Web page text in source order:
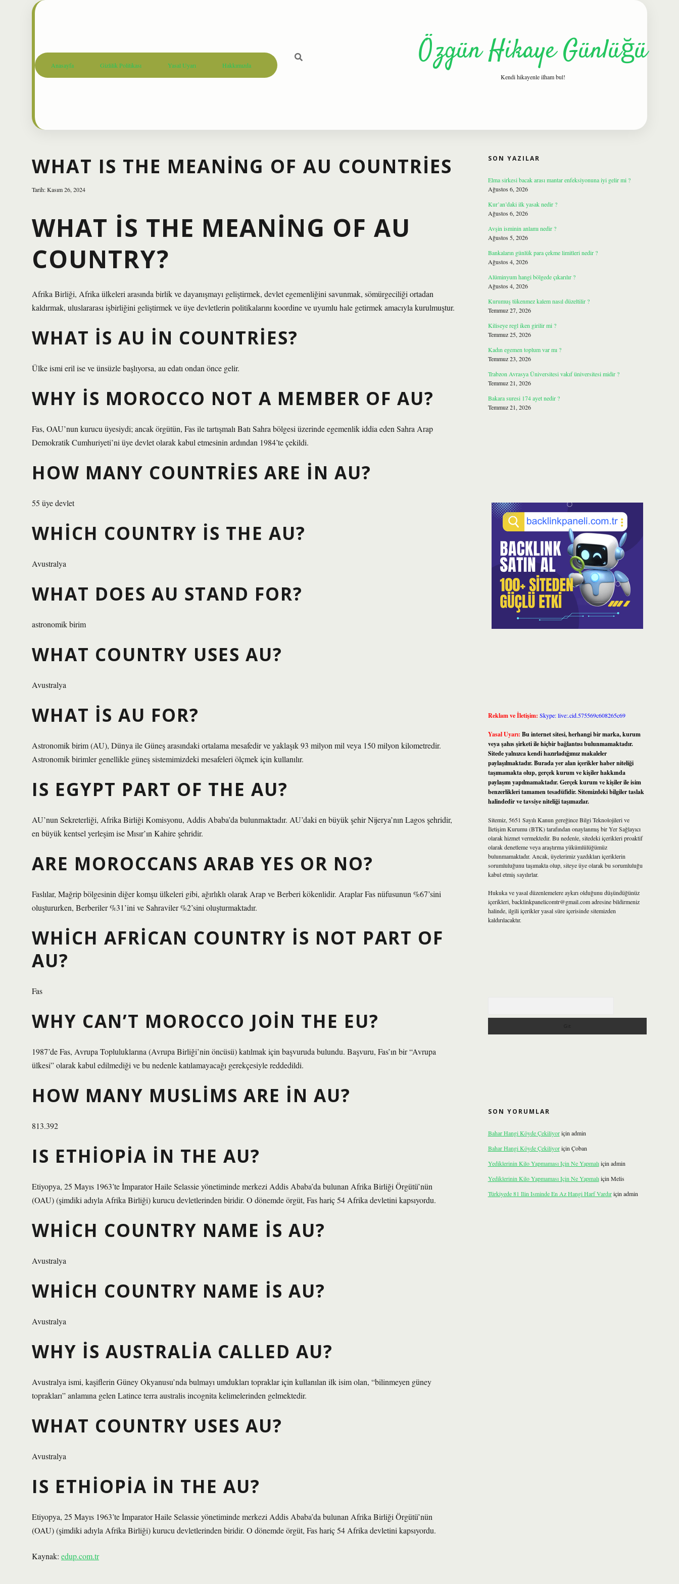
Anasayfa Gizlilik Politikası Yasal Uyarı Hakkımızda Özgün Hikaye Günlüğü
Kendi hikayenle ilham bul!
WHAT IS THE MEANING OF AU COUNTRIES
Tarih: Kasım 26, 2024
WHAT IS THE MEANING OF AU
COUNTRY?
Afrika Birliği, Afrika ülkeleri arasında birlik ve dayanışmayı geliştirmek, devlet egemenliğini savunmak, sömürgeciliği ortadan
kaldırmak, uluslararası işbirliğini geliştirmek ve üye devletlerin politikalarını koordine ve uyumlu hale getirmek amacıyla kurulmuştur.
WHAT IS AU IN COUNTRIES?
Ülke ismi eril ise ve ünsüzle başlıyorsa, au edatı ondan önce gelir.
WHY IS MOROCCO NOT A MEMBER OF AU?
Fas, OAU’nun kurucu üyesiydi; ancak örgütün, Fas ile tartışmalı Batı Sahra bölgesi üzerinde egemenlik iddia eden Sahra Arap
Demokratik Cumhuriyeti’ni üye devlet olarak kabul etmesinin ardından 1984’te çekildi.
HOW MANY COUNTRIES ARE IN AU?
55 üye devlet
WHICH COUNTRY IS THE AU?
Avustralya
WHAT DOES AU STAND FOR?
astronomik birim
WHAT COUNTRY USES AU?
Avustralya
WHAT IS AU FOR?
Astronomik birim (AU), Dünya ile Güneş arasındaki ortalama mesafedir ve yaklaşık 93 milyon mil veya 150 milyon kilometredir.
Astronomik birimler genellikle güneş sistemimizdeki mesafeleri ölçmek için kullanılır.
IS EGYPT PART OF THE AU?
AU’nun Sekreterliği, Afrika Birliği Komisyonu, Addis Ababa’da bulunmaktadır. AU’daki en büyük şehir Nijerya’nın Lagos şehridir,
en büyük kentsel yerleşim ise Mısır’ın Kahire şehridir.
ARE MOROCCANS ARAB YES OR NO?
Faslılar, Mağrip bölgesinin diğer komşu ülkeleri gibi, ağırlıklı olarak Arap ve Berberi kökenlidir. Araplar Fas nüfusunun %67’sini
oluştururken, Berberiler %31’ini ve Sahraviler %2’sini oluşturmaktadır.
WHICH AFRICAN COUNTRY IS NOT PART OF
AU?
Fas
WHY CAN’T MOROCCO JOIN THE EU?
1987’de Fas, Avrupa Topluluklarına (Avrupa Birliği’nin öncüsü) katılmak için başvuruda bulundu. Başvuru, Fas’ın bir “Avrupa
ülkesi” olarak kabul edilmediği ve bu nedenle katılamayacağı gerekçesiyle reddedildi.
HOW MANY MUSLIMS ARE IN AU?
813.392
IS ETHIOPIA IN THE AU?
Etiyopya, 25 Mayıs 1963’te İmparator Haile Selassie yönetiminde merkezi Addis Ababa’da bulunan Afrika Birliği Örgütü’nün
(OAU) (şimdiki adıyla Afrika Birliği) kurucu devletlerinden biridir. O dönemde örgüt, Fas hariç 54 Afrika devletini kapsıyordu.
WHICH COUNTRY NAME IS AU?
Avustralya
WHICH COUNTRY NAME IS AU?
Avustralya
WHY IS AUSTRALIA CALLED AU?
Avustralya ismi, kaşiflerin Güney Okyanusu’nda bulmayı umdukları topraklar için kullanılan ilk isim olan, “bilinmeyen güney
toprakları” anlamına gelen Latince terra australis incognita kelimelerinden gelmektedir.
WHAT COUNTRY USES AU?
Avustralya
IS ETHIOPIA IN THE AU?
Etiyopya, 25 Mayıs 1963’te İmparator Haile Selassie yönetiminde merkezi Addis Ababa’da bulunan Afrika Birliği Örgütü’nün
(OAU) (şimdiki adıyla Afrika Birliği) kurucu devletlerinden biridir. O dönemde örgüt, Fas hariç 54 Afrika devletini kapsıyordu.
Kaynak: edup.com.tr
SON YAZILAR
Elma sirkesi bacak arası mantar enfeksiyonuna iyi gelir mi ?
Ağustos 6, 2026
Kur’an’daki ilk yasak nedir ?
Ağustos 6, 2026
Avşin isminin anlamı nedir ?
Ağustos 5, 2026
Bankaların günlük para çekme limitleri nedir ?
Ağustos 4, 2026
Alüminyum hangi bölgede çıkarılır ?
Ağustos 4, 2026
Kurumuş tükenmez kalem nasıl düzeltilir ?
Temmuz 27, 2026
Kiliseye regl iken girilir mi ?
Temmuz 25, 2026
Kadın egemen toplum var mı ?
Temmuz 23, 2026
Trabzon Avrasya Üniversitesi vakıf üniversitesi midir ?
Temmuz 21, 2026
Bakara suresi 174 ayet nedir ?
Temmuz 21, 2026
Reklam ve İletişim: Skype: live:.cid.575569c608265c69
Yasal Uyarı: Bu internet sitesi, herhangi bir marka, kurum
veya şahıs şirketi ile hiçbir bağlantısı bulunmamaktadır.
Sitede yalnızca kendi hazırladığımız makaleler
paylaşılmaktadır. Burada yer alan içerikler haber niteliği
taşımamakta olup, gerçek kurum ve kişiler hakkında
paylaşım yapılmamaktadır. Gerçek kurum ve kişiler ile isim
benzerlikleri tamamen tesadüfidir. Sitemizdeki bilgiler taslak
halindedir ve tavsiye niteliği taşımazlar.
Sitemiz, 5651 Sayılı Kanun gereğince Bilgi Teknolojileri ve
İletişim Kurumu (BTK) tarafından onaylanmış bir Yer Sağlayıcı
olarak hizmet vermektedir. Bu nedenle, sitedeki içerikleri proaktif
olarak denetleme veya araştırma yükümlülüğümüz
bulunmamaktadır. Ancak, üyelerimiz yazdıkları içeriklerin
sorumluluğunu taşımakta olup, siteye üye olarak bu sorumluluğu
kabul etmiş sayılırlar.
Hukuka ve yasal düzenlemelere aykırı olduğunu düşündüğünüz
içerikleri, backlinkpanelicomtr@gmail.comadresine bildirmeniz
halinde, ilgili içerikler yasal süre içerisinde sitemizden
kaldırılacaktır.
SON YORUMLAR
Bahar Hangi Köyde Çekiliyoriçin admin
Bahar Hangi Köyde Çekiliyoriçin Çoban
Yediklerinin Kilo Yapmaması Için Ne Yapmalıiçin admin
Yediklerinin Kilo Yapmaması Için Ne Yapmalıiçin Melis
Türkiyede 81 Ilin Isminde En Az Hangi Harf Vardıriçin admin